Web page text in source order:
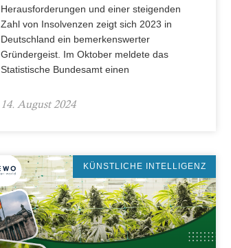
Herausforderungen und einer steigenden
Zahl von Insolvenzen zeigt sich 2023 in
Deutschland ein bemerkenswerter
Gründergeist. Im Oktober meldete das
Statistische Bundesamt einen
14. August 2024
KÜNSTLICHE INTELLIGENZ